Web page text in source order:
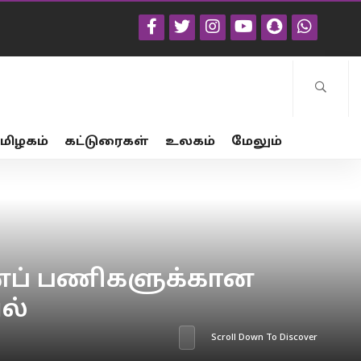
கட்டுரைகள் உலகம் மேலும்
பணிகளுக்கான
Scroll Down To Discover